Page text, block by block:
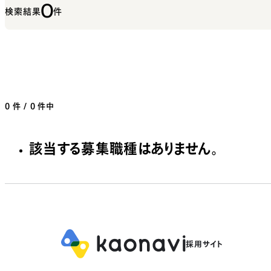
検索結果0件
0 件 / 0 件中
該当する募集職種はありません。